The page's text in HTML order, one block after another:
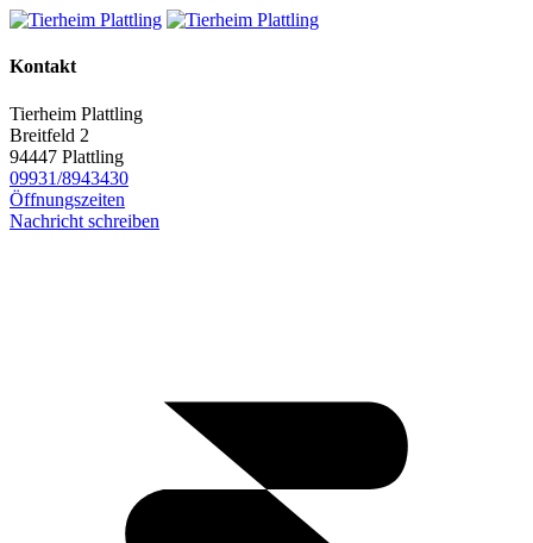
Kontakt
Tierheim Plattling
Breitfeld 2
94447 Plattling
09931/8943430
Öffnungszeiten
Nachricht schreiben